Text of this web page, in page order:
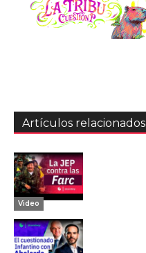
Artículos relacionados
Video